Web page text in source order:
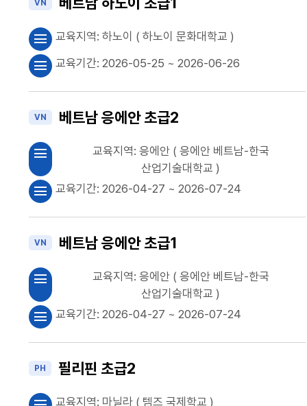
menu 교육지역:하노이 ( 하노이 문화대학교 )
menu 교육기간:2026-05-25 ~ 2026-06-26
VN 베트남 응에안 초급2
menu 교육지역: 응에안 ( 응에안 베트남-한국
산업기술대학교 )
menu 교육기간:2026-04-27 ~ 2026-07-24
VN 베트남 응에안 초급1
menu 교육지역: 응에안 ( 응에안 베트남-한국
산업기술대학교 )
menu 교육기간:2026-04-27 ~ 2026-07-24
PH 필리핀 초급2
교육지역: 마닐라 ( 템즈 국제학교 )